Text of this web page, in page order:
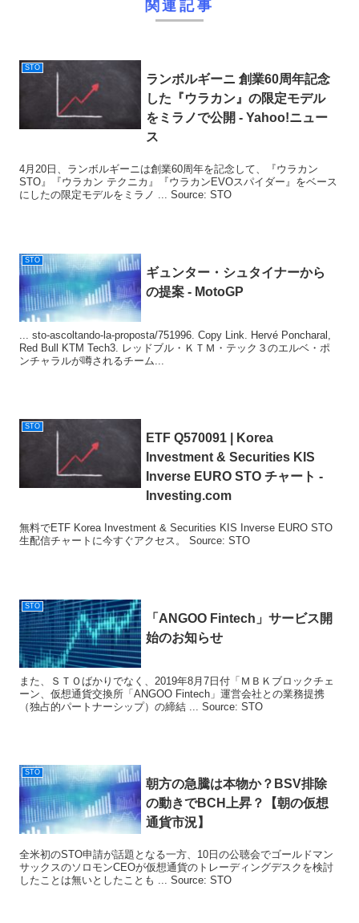
関連記事
STO
ランボルギーニ 創業60周年記念
した『ウラカン』の限定モデル
をミラノで公開 - Yahoo!ニュー
ス
4月20日、ランボルギーニは創業60周年を記念して、『ウラカン
STO』『ウラカン テクニカ』『ウラカンEVOスパイダー』をベース
にしたの限定モデルをミラノ ... Source: STO
STO
ギュンター・シュタイナーから
の提案 - MotoGP
... sto-ascoltando-la-proposta/751996. Copy Link. Hervé Poncharal,
Red Bull KTM Tech3. レッドブル・ＫＴＭ・テック３のエルベ・ポ
ンチャラルが噂されるチーム...
STO
ETF Q570091 | Korea
Investment & Securities KIS
Inverse EUROSTO チャート -
Investing.com
無料でETF Korea Investment & Securities KIS Inverse EURO STO
生配信チャートに今すぐアクセス。 Source: STO
STO
「ANGOO Fintech」サービス開
始のお知らせ
また、ＳＴＯばかりでなく、2019年8月7日付「ＭＢＫブロックチェ
ーン、仮想通貨交換所「ANGOO Fintech」運営会社との業務提携
（独占的パートナーシップ）の締結 ... Source: STO
STO
朝方の急騰は本物か？BSV排除
の動きでBCH上昇？【朝の仮想
通貨市況】
全米初のSTO申請が話題となる一方、10日の公聴会でゴールドマン
サックスのソロモンCEOが仮想通貨のトレーディングデスクを検討
したことは無いとしたことも ... Source: STO